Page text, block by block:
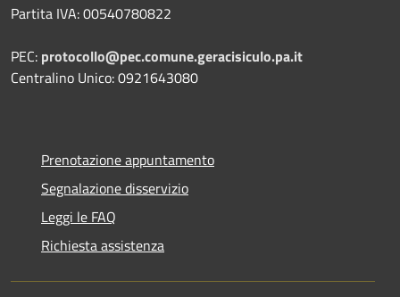
Partita IVA: 00540780822
PEC: protocollo@pec.comune.geracisiculo.pa.it
Centralino Unico: 0921643080
Prenotazione appuntamento
Segnalazione disservizio
Leggi le FAQ
Richiesta assistenza